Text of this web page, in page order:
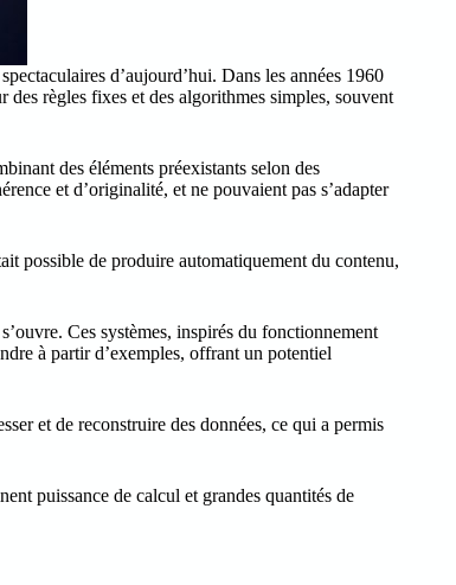
d’aujourd’hui. Dans les années 1960
des règles fixes et des algorithmes simples, souvent
des éléments préexistants selon des
et d’originalité, et ne pouvaient pas s’adapter
possible de produire automatiquement du contenu,
Ces systèmes, inspirés du fonctionnement
à partir d’exemples, offrant un potentiel
et de reconstruire des données, ce qui a permis
puissance de calcul et grandes quantités de